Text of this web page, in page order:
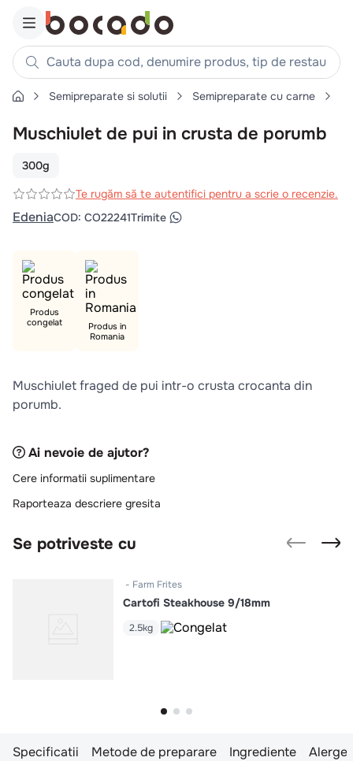
Cauta dupa cod, denumire produs, tip de restaurant,
Căutări populare
1. cartofi
. piept pui
4
chifle
. coaste
. ceafa
aripi
Semipreparate si solutii Semipreparate cu carne
Muschiulet de pui in crusta de porumb
300g
Te rugăm să te autentifici pentru a scrie o recenzie.
EdeniaCOD: CO22241Trimite
Produs
congelat
Produs in
Romania
Muschiulet fraged de pui intr-o crusta crocanta din
porumb.
Ai nevoie de ajutor?
Cere informatii suplimentare
Raporteaza descriere gresita
Se potriveste cu
Farm Frites
Cartofi Steakhouse 9/18mm
2.5kg
Specificatii Metode de preparare Ingrediente